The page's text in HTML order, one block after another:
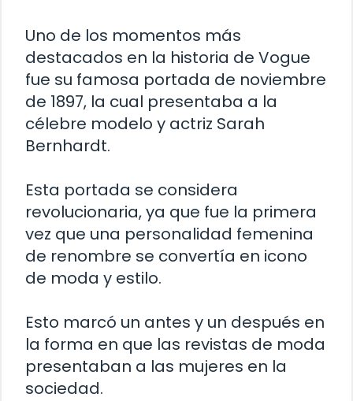
Uno de los momentos más
destacados en la historia de Vogue
fue su famosa portada de noviembre
de 1897, la cual presentaba a la
célebre modelo y actriz Sarah
Bernhardt.
Esta portada se considera
revolucionaria, ya que fue la primera
vez que una personalidad femenina
de renombre se convertía en icono
de moda y estilo.
Esto marcó un antes y un después en
la forma en que las revistas de moda
presentaban a las mujeres en la
sociedad.